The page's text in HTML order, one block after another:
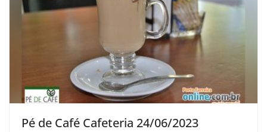
Pé de Café Cafeteria 24/06/2023